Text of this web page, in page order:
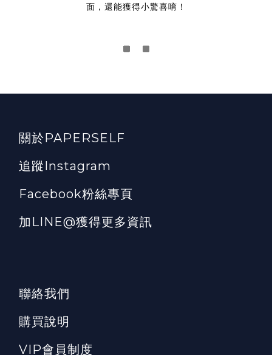
面，還能獲得小驚喜唷！
關於PAPERSELF
追蹤Instagram
Facebook粉絲專頁
加LINE@獲得更多資訊
聯絡我們
購買說明
VIP會員制度